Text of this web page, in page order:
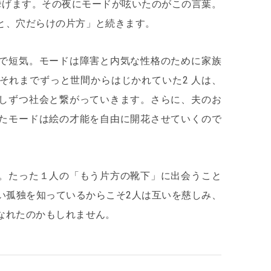
ます。その夜にモードが呟いたのがこの言葉。
穴だらけの片方」と続きます。
短気。モードは障害と内気な性格のために家族
れまでずっと世間からはじかれていた2 人は、
ずつ社会と繋がっていきます。さらに、夫のお
モードは絵の才能を自由に開花させていくので
たった１人の「もう片方の靴下」に出会うこと
独を知っているからこそ2人は互いを慈しみ、
たのかもしれません。